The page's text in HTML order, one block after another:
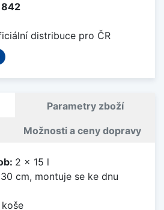
distribuce pro ČR
Parametry zboží
Možnosti a ceny dopravy
2 x 15 l
cm, montuje se ke dnu